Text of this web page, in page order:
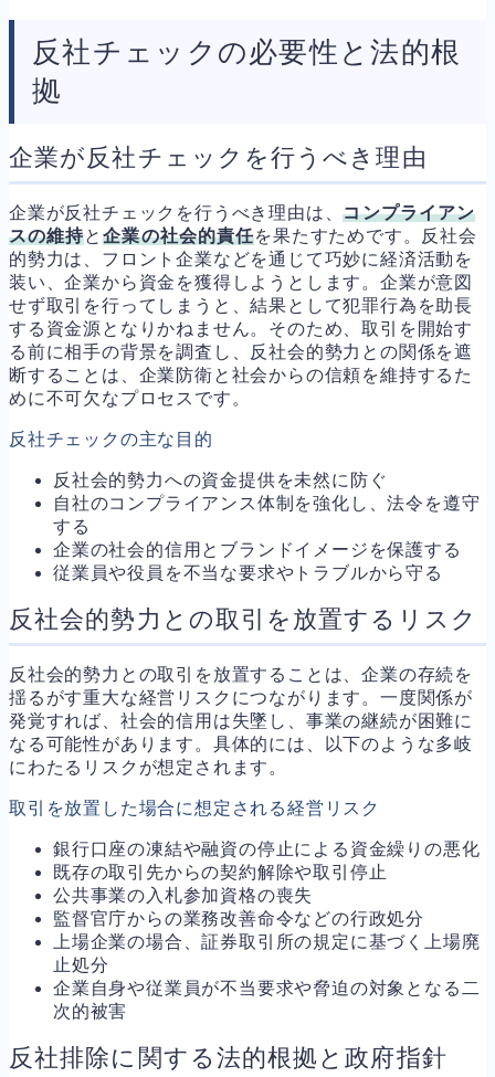
反社チェックの必要性と法的根
拠
企業が反社チェックを行うべき理由
企業が反社チェックを行うべき理由は、コンプライアン
スの維持と企業の社会的責任を果たすためです。反社会
的勢力は、フロント企業などを通じて巧妙に経済活動を
装い、企業から資金を獲得しようとします。企業が意図
せず取引を行ってしまうと、結果として犯罪行為を助長
する資金源となりかねません。そのため、取引を開始す
る前に相手の背景を調査し、反社会的勢力との関係を遮
断することは、企業防衛と社会からの信頼を維持するた
めに不可欠なプロセスです。
反社チェックの主な目的
反社会的勢力への資金提供を未然に防ぐ
自社のコンプライアンス体制を強化し、法令を遵守
する
企業の社会的信用とブランドイメージを保護する
従業員や役員を不当な要求やトラブルから守る
反社会的勢力との取引を放置するリスク
反社会的勢力との取引を放置することは、企業の存続を
揺るがす重大な経営リスクにつながります。一度関係が
発覚すれば、社会的信用は失墜し、事業の継続が困難に
なる可能性があります。具体的には、以下のような多岐
にわたるリスクが想定されます。
取引を放置した場合に想定される経営リスク
銀行口座の凍結や融資の停止による資金繰りの悪化
既存の取引先からの契約解除や取引停止
公共事業の入札参加資格の喪失
監督官庁からの業務改善命令などの行政処分
上場企業の場合、証券取引所の規定に基づく上場廃
止処分
企業自身や従業員が不当要求や脅迫の対象となる二
次的被害
反社排除に関する法的根拠と政府指針